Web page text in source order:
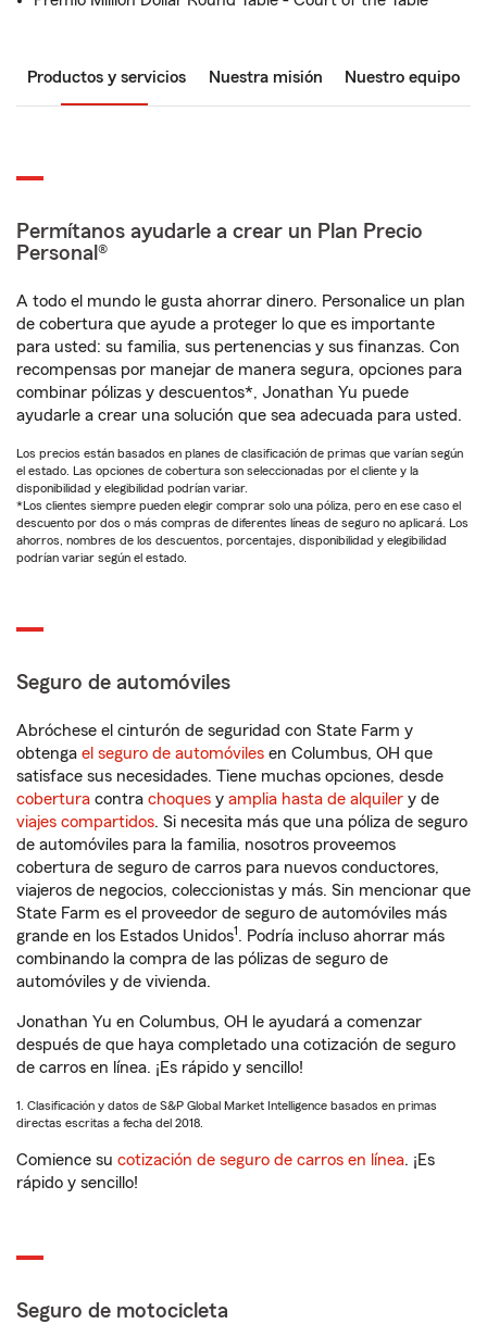
Productos y servicios Nuestra misión Nuestro equipo
Permítanos ayudarle a crear un Plan Precio
Personal®
A todo el mundo le gusta ahorrar dinero. Personalice un plan
de cobertura que ayude a proteger lo que es importante
para usted: su familia, sus pertenencias y sus finanzas. Con
recompensas por manejar de manera segura, opciones para
combinar pólizas y descuentos*, Jonathan Yu puede
ayudarle a crear una solución que sea adecuada para usted.
Los precios están basados en planes de clasificación de primas que varían según
el estado. Las opciones de cobertura son seleccionadas por el cliente y la
disponibilidad y elegibilidad podrían variar.
*Los clientes siempre pueden elegir comprar solo una póliza, pero en ese caso el
descuento por dos o más compras de diferentes líneas de seguro no aplicará. Los
ahorros, nombres de los descuentos, porcentajes, disponibilidad y elegibilidad
podrían variar según el estado.
Seguro de automóviles
Abróchese el cinturón de seguridad con State Farm y
obtenga el seguro de automóviles en Columbus, OH que
satisface sus necesidades. Tiene muchas opciones, desde
cobertura contra choques y amplia hasta de alquiler y de
viajes compartidos. Si necesita más que una póliza de seguro
de automóviles para la familia, nosotros proveemos
cobertura de seguro de carros para nuevos conductores,
viajeros de negocios, coleccionistas y más. Sin mencionar que
State Farm es el proveedor de seguro de automóviles más
grande en los Estados Unidos1. Podría incluso ahorrar más
combinando la compra de las pólizas de seguro de
automóviles y de vivienda.
Jonathan Yu en Columbus, OH le ayudará a comenzar
después de que haya completado una cotización de seguro
de carros en línea. ¡Es rápido y sencillo!
1. Clasificación y datos de S&P Global Market Intelligence basados en primas
directas escritas a fecha del 2018.
Comience su cotización de seguro de carros en línea. ¡Es
rápido y sencillo!
Seguro de motocicleta